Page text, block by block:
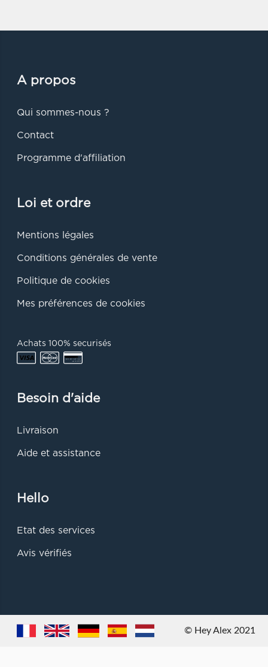
A propos
Qui sommes-nous ?
Contact
Programme d'affiliation
Loi et ordre
Mentions légales
Conditions générales de vente
Politique de cookies
Mes préférences de cookies
Achats 100% securisés
Besoin d'aide
Livraison
Aide et assistance
Hello
Etat des services
Avis vérifiés
© Hey Alex 2021